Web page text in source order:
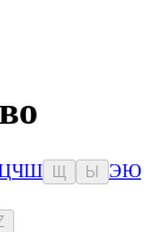
ЧШ Ы ЭЮ